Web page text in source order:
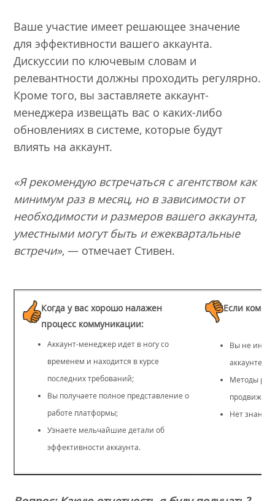
Ваше участие имеет решающее значение
для эффективности вашего аккаунта.
Дискуссии по ключевым словам и
релевантности должны проходить регулярно.
Кроме того, вы заставляете аккаунт-
менеджера извещать вас о каких-либо
обновлениях в системе, которые будут
влиять на аккаунт.
«Я рекомендую встречаться с агентством как
минимум раз в месяц, но в зависимости от
необходимости и размеров вашего аккаунта,
уместными могут быть и ежеквартальные
встречи», — отмечает Стивен.
Когда у вас хорошо налажен
процесс коммуникации:
Аккаунт-менеджер идет в ногу со
временем и находится в курсе
последних требований;
Вы получаете полное представление о
работе платформы;
Узнаете мельчайшие детали об
эффективности аккаунта.
Если
Вы не
аккаунте;
Методы
Нет